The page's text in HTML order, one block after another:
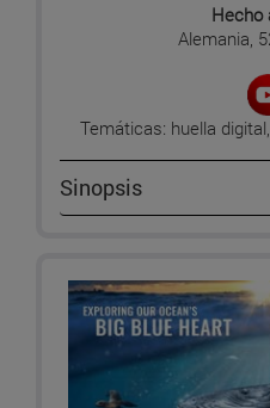
Hecho
Alemania,
Temáticas: huella
Sinopsis